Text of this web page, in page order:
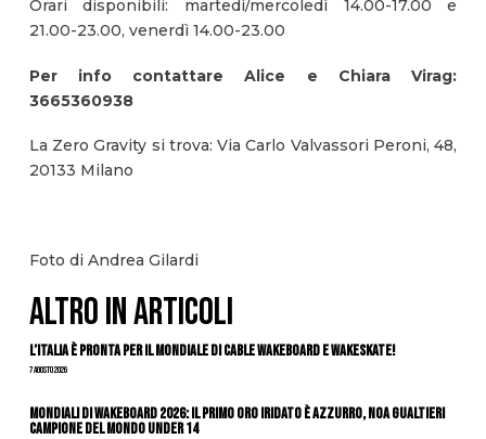
Orari disponibili: martedì/mercoledì 14.00-17.00 e
21.00-23.00, venerdì 14.00-23.00
Per info contattare Alice e Chiara Virag:
3665360938
La Zero Gravity si trova: Via Carlo Valvassori Peroni, 48,
20133 Milano
Foto di Andrea Gilardi
ALTRO IN ARTICOLI
L’Italia è pronta per il Mondiale di Cable Wakeboard e Wakeskate!
7 Agosto 2026
Mondiali di Wakeboard 2026: il primo oro iridato è azzurro, Noa Gualtieri
campione del mondo Under 14